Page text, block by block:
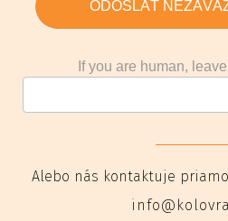
ODOSLAŤ
If you are human,
Alebo nás kontaktuje